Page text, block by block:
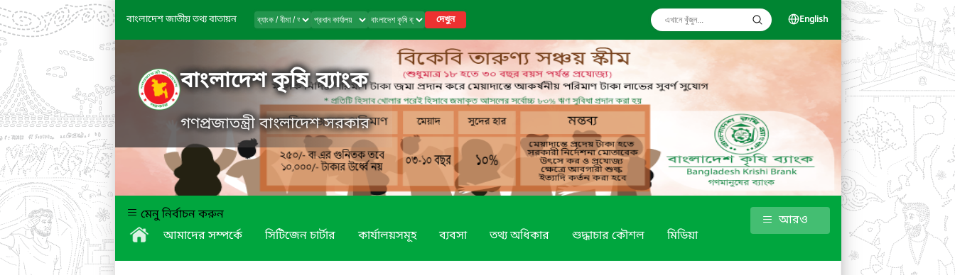
বাংলাদেশ জাতীয় তথ্য বাতায়ন দেখুন English
বাংলাদেশ কৃষি ব্যাংক
গণপ্রজাতন্ত্রী বাংলাদেশ সরকার
মেনু নির্বাচন করুন
আমাদের সম্পর্কে
সিটিজেন চার্টার কার্যালয়সমূহ ব্যবসা তথ্য অধিকার শুদ্ধাচার কৌশল মিডিয়া
আরও